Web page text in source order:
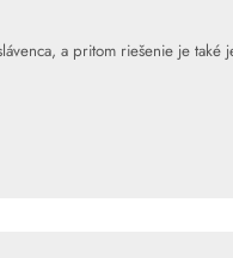
a pritom riešenie je také